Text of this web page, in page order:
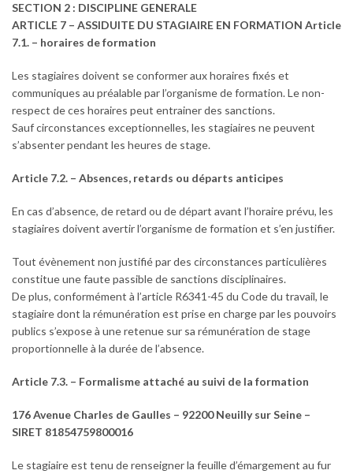
SECTION 2 : DISCIPLINE GENERALE
ARTICLE 7 – ASSIDUITE DU STAGIAIRE EN FORMATION Article
7.1. – horaires de formation
Les stagiaires doivent se conformer aux horaires fixés et
communiques au préalable par l’organisme de formation. Le non-
respect de ces horaires peut entrainer des sanctions.
Sauf circonstances exceptionnelles, les stagiaires ne peuvent
s’absenter pendant les heures de stage.
Article 7.2. – Absences, retards ou départs anticipes
En cas d’absence, de retard ou de départ avant l’horaire prévu, les
stagiaires doivent avertir l’organisme de formation et s’en justifier.
Tout évènement non justifié par des circonstances particulières
constitue une faute passible de sanctions disciplinaires.
De plus, conformément à l’article R6341-45 du Code du travail, le
stagiaire dont la rémunération est prise en charge par les pouvoirs
publics s’expose à une retenue sur sa rémunération de stage
proportionnelle à la durée de l’absence.
Article 7.3. – Formalisme attaché au suivi de la formation
176 Avenue Charles de Gaulles – 92200 Neuilly sur Seine –
SIRET 81854759800016
Le stagiaire est tenu de renseigner la feuille d’émargement au fur